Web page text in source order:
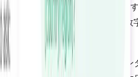
CSATスコアは平均85〜90%で
〜82%です。しかし、これらの数
チャットのCSATは発生したイン